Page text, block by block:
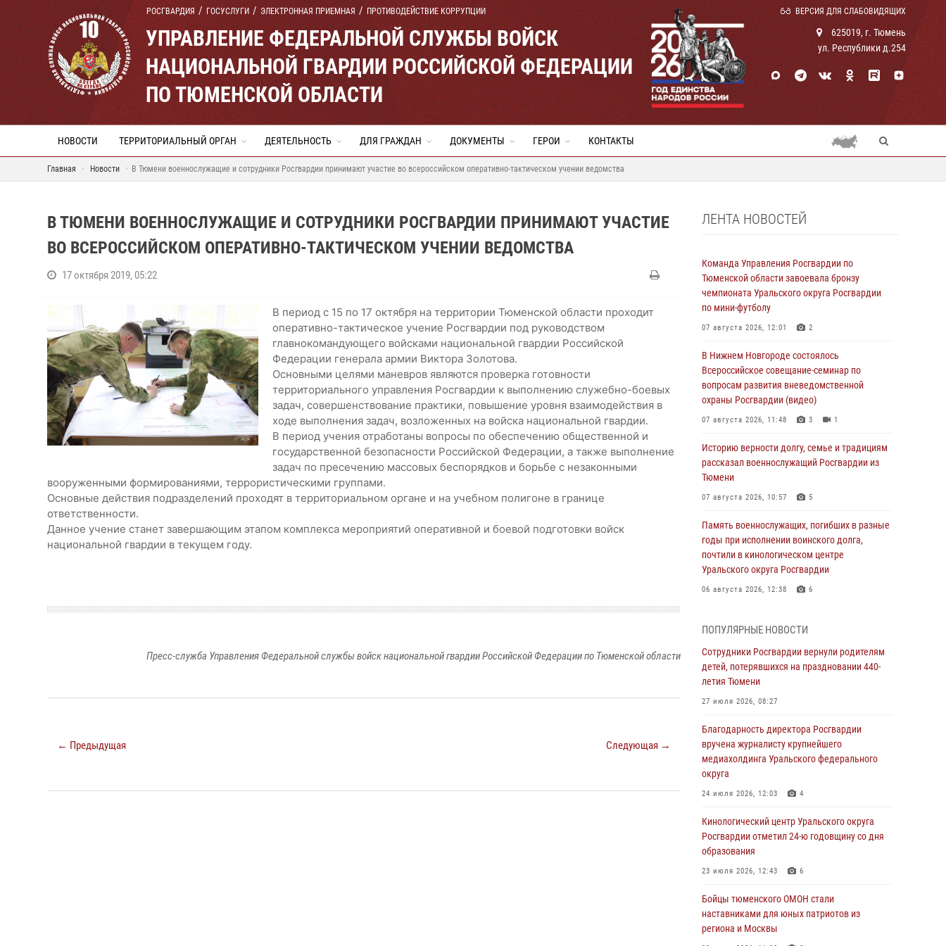
РОСГВАРДИЯ ГОСУСЛУГИ ЭЛЕКТРОННАЯ ПРИЕМНАЯ ПРОТИВОДЕЙСТВИЕ КОРРУПЦИИ ВЕРСИЯ ДЛЯ СЛАБОВИДЯЩИХ
УПРАВЛЕНИЕ ФЕДЕРАЛЬНОЙ СЛУЖБЫ ВОЙСК
НАЦИОНАЛЬНОЙ ГВАРДИИ РОССИЙСКОЙ ФЕДЕРАЦИИ
ПО ТЮМЕНСКОЙ ОБЛАСТИ
625019, г. Тюмень
ул. Республики д.254
НОВОСТИ ТЕРРИТОРИАЛЬНЫЙ ОРГАН ДЕЯТЕЛЬНОСТЬ ДЛЯ ГРАЖДАН ДОКУМЕНТЫ ГЕРОИ КОНТАКТЫ
Главная Новости В Тюмени военнослужащие и сотрудники Росгвардии принимают участие во всероссийском оперативно-тактическом учении ведомства
В ТЮМЕНИ ВОЕННОСЛУЖАЩИЕ И СОТРУДНИКИ РОСГВАРДИИ ПРИНИМАЮТ УЧАСТИЕ
ВО ВСЕРОССИЙСКОМ ОПЕРАТИВНО-ТАКТИЧЕСКОМ УЧЕНИИ ВЕДОМСТВА
17 октября 2019, 05:22
В период с 15 по 17 октября на территории Тюменской области проходит
оперативно-тактическое учение Росгвардии под руководством
главнокомандующего войсками национальной гвардии Российской
Федерации генерала армии Виктора Золотова.
Основными целями маневров являются проверка готовности
территориального управления Росгвардии к выполнению служебно-боевых
задач, совершенствование практики, повышение уровня взаимодействия в
ходе выполнения задач, возложенных на войска национальной гвардии.
В период учения отработаны вопросы по обеспечению общественной и
государственной безопасности Российской Федерации, а также выполнение
задач по пресечению массовых беспорядков и борьбе с незаконными
вооруженными формированиями, террористическими группами.
Основные действия подразделений проходят в территориальном органе и на учебном полигоне в границе
ответственности.
Данное учение станет завершающим этапом комплекса мероприятий оперативной и боевой подготовки войск
национальной гвардии в текущем году.
Пресс-служба Управления Федеральной службы войск национальной гвардии Российской Федерации по Тюменской области
← Предыдущая Следующая →
ЛЕНТА НОВОСТЕЙ
Команда Управления Росгвардии по
Тюменской области завоевала бронзу
чемпионата Уральского округа Росгвардии
по мини-футболу
07 августа 2026, 12:01 2
В Нижнем Новгороде состоялось
Всероссийское совещание-семинар по
вопросам развития вневедомственной
охраны Росгвардии (видео)
07 августа 2026, 11:48 3 1
Историю верности долгу, семье и традициям
рассказал военнослужащий Росгвардии из
Тюмени
07 августа 2026, 10:57 5
Память военнослужащих, погибших в разные
годы при исполнении воинского долга,
почтили в кинологическом центре
Уральского округа Росгвардии
06 августа 2026, 12:38 6
знакомят детей со своей службой и
напоминают о мерах безопасности
06 августа 2026, 12:33 2
области» в рамках акции «Храним огонь
06 августа 2026, 04:41 3
Росгвардейцы в Тюменской области почтили
Яковлева
05 августа 2026, 11:03 4
В Тюмени офицер Росгвардии в радиоэфире
владения оружием
05 августа 2026, 09:56 2
Военнослужащие Росгвардии сбили дрон-
ПОПУЛЯРНЫЕ НОВОСТИ
Сотрудники Росгвардии вернули родителям
детей, потерявшихся на праздновании 440-
летия Тюмени
27 июля 2026, 08:27
Благодарность директора Росгвардии
вручена журналисту крупнейшего
медиахолдинга Уральского федерального
округа
24 июля 2026, 12:03 4
Кинологический центр Уральского округа
Росгвардии отметил 24-ю годовщину со дня
образования
23 июля 2026, 12:43 6
Бойцы тюменского ОМОН стали
наставниками для юных патриотов из
региона и Москвы